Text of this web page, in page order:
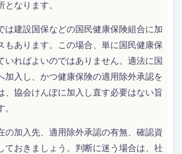
なります。
は建設国保などの国民健康保険組合に加
もあります。この場合、単に国民健康保
いればよいのではありません。適法に国
加入し、かつ健康保険の適用除外承認を
、協会けんぽに加入し直す必要はない旨
の加入先、適用除外承認の有無、確認資
ておきましょう。判断に迷う場合は、社